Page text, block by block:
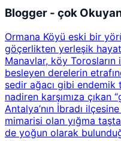
Blogger - çok
Ormana Köyü eski bir
göçerlikten yerleşik
Manavlar, köy Torosların
besleyen derelerin
sedir ağacı gibi endemik
nadiren karşımıza çıkan
Antalya’nın İbradı
mimarisi olan yığma
de yoğun olarak